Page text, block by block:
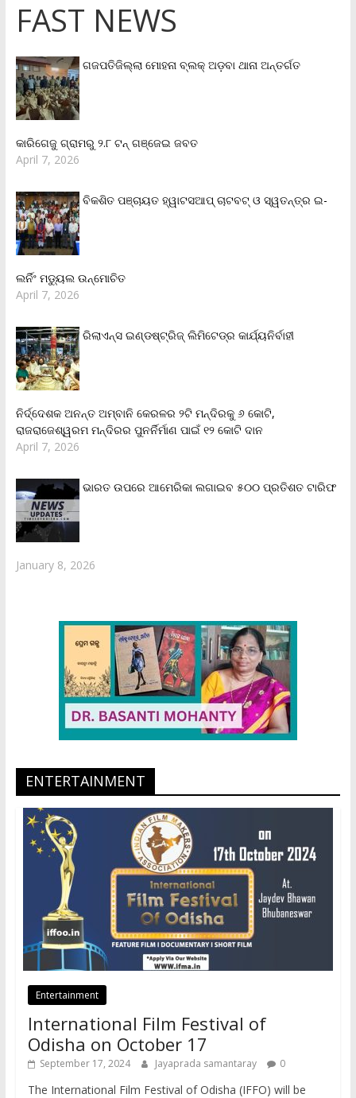
FAST NEWS
ଗଜପତିଜିଲ୍ଲା ମୋହନା ବ୍ଲକ୍‌ ଅଡ଼ବା ଥାନା ଅନ୍ତର୍ଗତ
କାରିଗେଜୁ ଗ୍ରାମରୁ ୨.୮ ଟନ୍ ଗଞ୍ଜେଇ ଜବତ
April 7, 2026
ବିକଶିତ ପଞ୍ଚାୟତ ହ୍ୱାଟସଆପ୍ ଚାଟବଟ୍ ଓ ସ୍ୱତନ୍ତ୍ର ଇ-
ଲର୍ନିଂ ମଡ୍ୟୁଲ ଉନ୍ମୋଚିତ
April 7, 2026
ରିଲାଏନ୍‌ସ ଇଣ୍ଡଷ୍ଟ୍ରିଜ୍ ଲିମିଟେଡ୍‌ର କାର୍ଯ୍ୟନିର୍ବାହୀ
ନିର୍ଦ୍ଦେଶକ ଅନନ୍ତ ଅମ୍ବାନି କେରଳର ୨ଟି ମନ୍ଦିରକୁ ୬ କୋଟି,
ରାଜରାଜେଶ୍ୱରମ ମନ୍ଦିରର ପୁନର୍ନିର୍ମାଣ ପାଇଁ ୧୨ କୋଟି ଦାନ
April 7, 2026
ଭାରତ ଉପରେ ଆମେରିକା ଲଗାଇବ ୫୦୦ ପ୍ରତିଶତ ଟାରିଫ
January 8, 2026
ENTERTAINMENT
Entertainment
International Film Festival of
Odisha on October 17
September 17, 2024 Jayaprada samantaray 0
The International Film Festival of Odisha (IFFO) will be